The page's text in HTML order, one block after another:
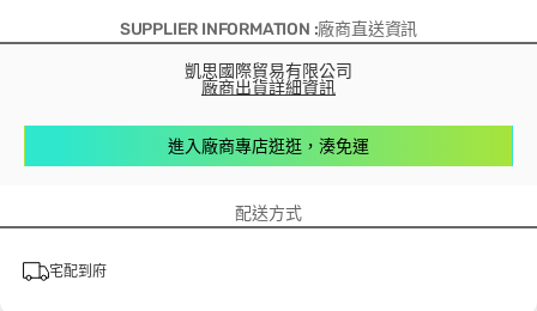
SUPPLIER INFORMATION :廠商直送資訊
凱思國際貿易有限公司
廠商出貨詳細資訊
進入廠商專店逛逛，湊免運
配送方式
宅配到府